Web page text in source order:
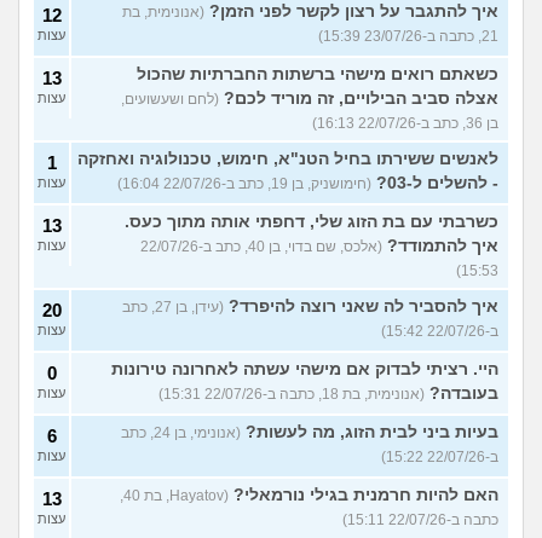
איך להתגבר על רצון לקשר לפני הזמן? (אנונימית, בת
21, כתבה ב-23/07/26 15:39)
12
עצות
כשאתם רואים מישהי ברשתות החברתיות שהכול
אצלה סביב הבילויים, זה מוריד לכם? (לחם ושעשועים,
בן 36, כתב ב-22/07/26 16:13)
13
עצות
לאנשים ששירתו בחיל הטנ"א, חימוש, טכנולוגיה ואחזקה
- להשלים ל-03?
(חימושניק, בן 19, כתב ב-22/07/26 16:04)
1
עצות
כשרבתי עם בת הזוג שלי, דחפתי אותה מתוך כעס.
איך להתמודד?
(אלכס, שם בדוי, בן 40, כתב ב-22/07/26
15:53)
13
עצות
איך להסביר לה שאני רוצה להיפרד?
(עידן, בן 27, כתב
ב-22/07/26 15:42)
20
עצות
היי. רציתי לבדוק אם מישהי עשתה לאחרונה טירונות
בעובדה? (אנונימית, בת 18, כתבה ב-22/07/26 15:31)
0
עצות
בעיות ביני לבית הזוג, מה לעשות?
(אנונימי, בן 24, כתב
ב-22/07/26 15:22)
6
עצות
האם להיות חרמנית בגילי נורמאלי?
(Hayatov, בת 40,
כתבה ב-22/07/26 15:11)
13
עצות